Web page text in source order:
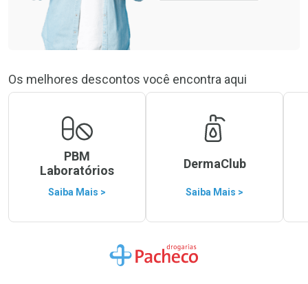
Os melhores descontos você encontra aqui
PBM
Laboratórios
Saiba Mais >
DermaClub
Saiba Mais >
Ir para a Home